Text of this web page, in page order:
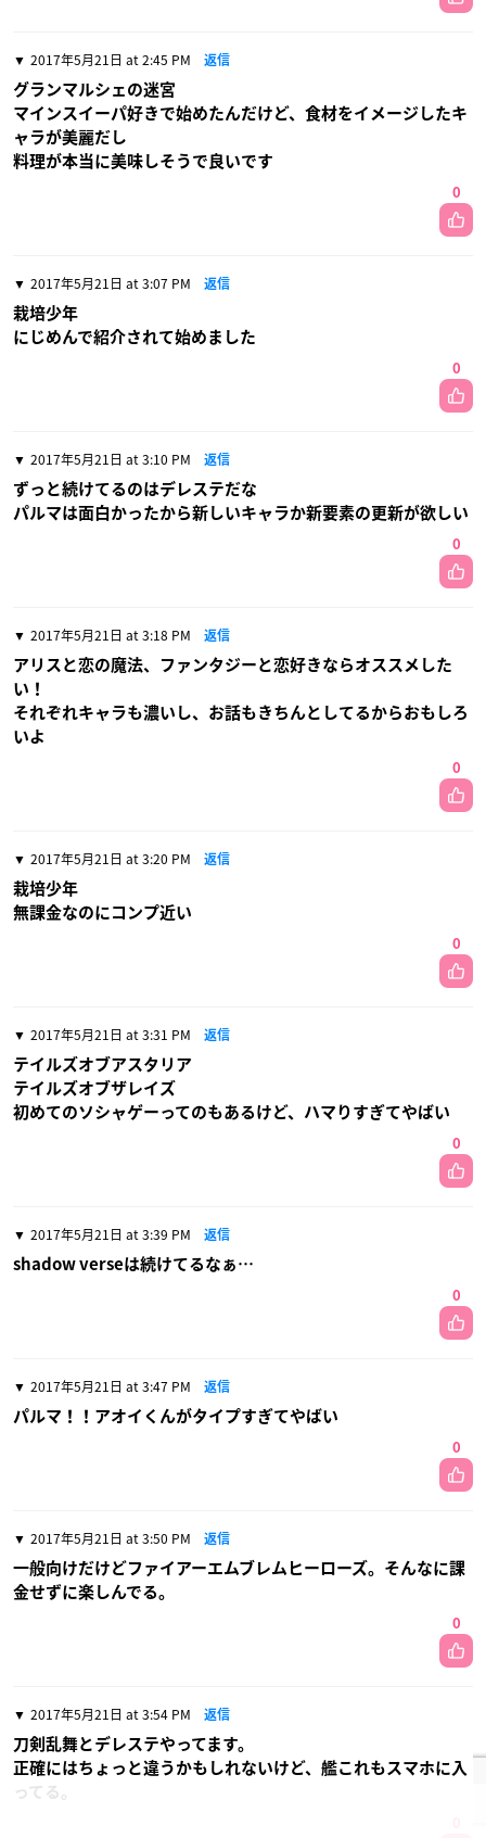
2017年5月21日 at 2:45 PM 返信
グランマルシェの迷宮
マインスイーパ好きで始めたんだけど、食材をイメージしたキ
ャラが美麗だし
料理が本当に美味しそうで良いです
0
2017年5月21日 at 3:07 PM 返信
栽培少年
にじめんで紹介されて始めました
0
2017年5月21日 at 3:10 PM 返信
ずっと続けてるのはデレステだな
パルマは面白かったから新しいキャラか新要素の更新が欲しい
0
2017年5月21日 at 3:18 PM 返信
アリスと恋の魔法、ファンタジーと恋好きならオススメした
い！
それぞれキャラも濃いし、お話もきちんとしてるからおもしろ
いよ
0
2017年5月21日 at 3:20 PM 返信
栽培少年
無課金なのにコンプ近い
0
2017年5月21日 at 3:31 PM 返信
テイルズオブアスタリア
テイルズオブザレイズ
初めてのソシャゲーってのもあるけど、ハマりすぎてやばい
0
2017年5月21日 at 3:39 PM 返信
shadow verseは続けてるなぁ…
0
2017年5月21日 at 3:47 PM 返信
パルマ！！アオイくんがタイプすぎてやばい
0
2017年5月21日 at 3:50 PM 返信
一般向けだけどファイアーエムブレムヒーローズ。そんなに課
金せずに楽しんでる。
0
2017年5月21日 at 3:54 PM 返信
刀剣乱舞とデレステやってます。
正確にはちょっと違うかもしれないけど、艦これもスマホに入
ってる。